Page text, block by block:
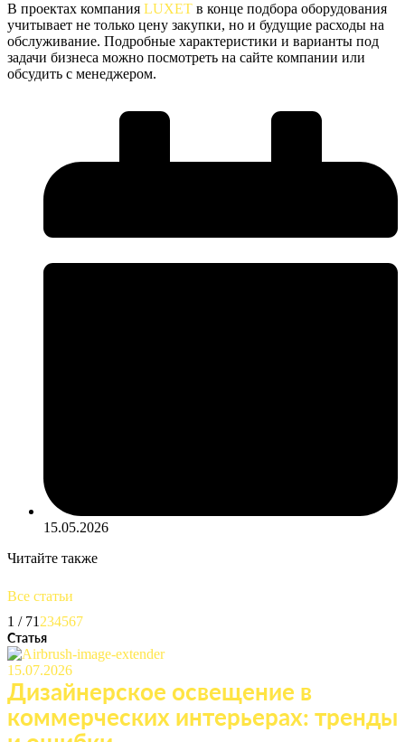
В проектах компания LUXET в конце подбора оборудования
учитывает не только цену закупки, но и будущие расходы на
обслуживание. Подробные характеристики и варианты под
задачи бизнеса можно посмотреть на сайте компании или
обсудить с менеджером.
15.05.2026
Читайте также
Все статьи
1 / 71 234567
Статья
15.07.2026
Дизайнерское освещение в
коммерческих интерьерах: тренды